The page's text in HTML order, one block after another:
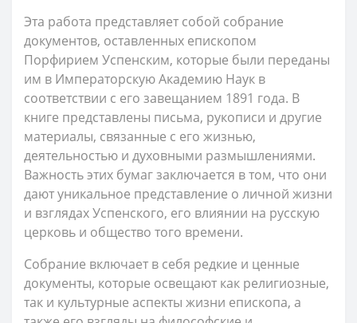
Эта работа представляет собой собрание
документов, оставленных епископом
Порфирием Успенским, которые были переданы
им в Императорскую Академию Наук в
соответствии с его завещанием 1891 года. В
книге представлены письма, рукописи и другие
материалы, связанные с его жизнью,
деятельностью и духовными размышлениями.
Важность этих бумаг заключается в том, что они
дают уникальное представление о личной жизни
и взглядах Успенского, его влиянии на русскую
церковь и общество того времени.
Собрание включает в себя редкие и ценные
документы, которые освещают как религиозные,
так и культурные аспекты жизни епископа, а